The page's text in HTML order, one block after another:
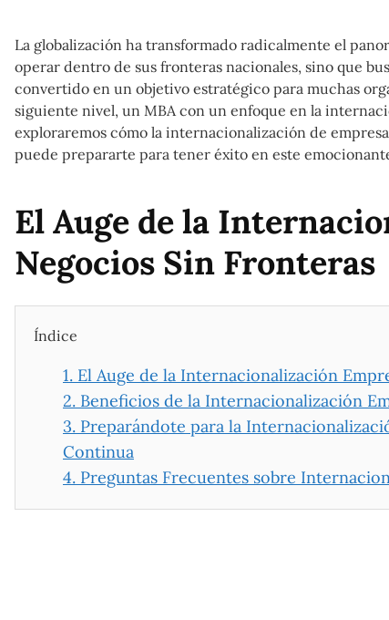
La globalización ha transformado radicalmente el
operar dentro de sus fronteras nacionales, sino que
convertido en un objetivo estratégico para muchas
siguiente nivel, un MBA con un enfoque en la
exploraremos cómo la internacionalización de
puede prepararte para tener éxito en este
El Auge de la
Negocios Sin Fronteras
Índice
1. El Auge de la Internacionalización
2. Beneficios de la Internacionalización
3. Preparándote para la
Continua
4. Preguntas Frecuentes sobre